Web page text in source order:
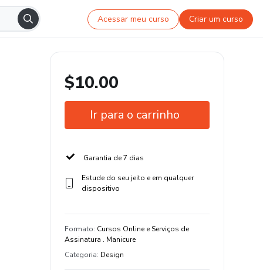
Acessar meu curso Criar um curso
$10.00
Ir para o carrinho
Garantia de 7 dias
Estude do seu jeito e em qualquer
dispositivo
Formato: Cursos Online e Serviços de
Assinatura . Manicure
Categoria: Design